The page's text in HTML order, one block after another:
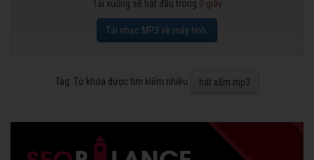
Tải xuống sẽ bắt đầu trong 0 giây
Tải nhạc MP3 về máy tính.
Tag: Từ khóa được tìm kiếm nhiều hát xẩm mp3